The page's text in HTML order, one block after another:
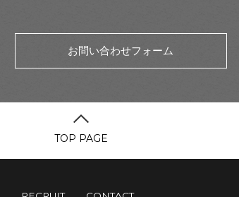
お問い合わせフォーム
TOP PAGE